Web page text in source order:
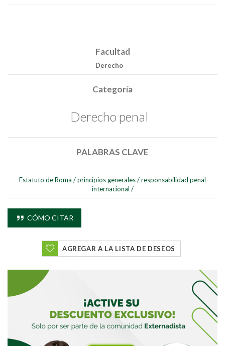
Buscar
Facultad
Derecho
Categoría
Derecho penal
PALABRAS CLAVE
Estatuto de Roma /principios generales/responsabilidad penal
internacional /
CÓMO CITAR
AGREGAR A LA LISTA DE DESEOS